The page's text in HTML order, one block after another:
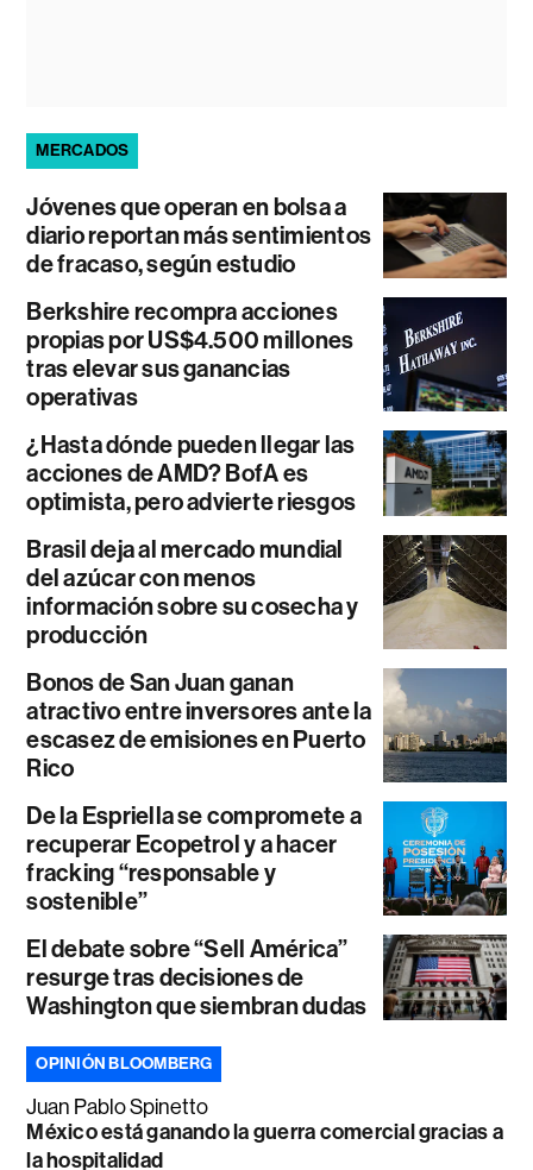
MERCADOS
Jóvenes que operan en bolsa a
diario reportan más sentimientos
de fracaso, según estudio
Berkshire recompra acciones
propias por US$4.500 millones
tras elevar sus ganancias
operativas
¿Hasta dónde pueden llegar las
acciones de AMD? BofA es
optimista, pero advierte riesgos
Brasil deja al mercado mundial
del azúcar con menos
información sobre su cosecha y
producción
Bonos de San Juan ganan
atractivo entre inversores ante la
escasez de emisiones en Puerto
Rico
De la Espriella se compromete a
recuperar Ecopetrol y a hacer
fracking “responsable y
sostenible”
El debate sobre “Sell América”
resurge tras decisiones de
Washington que siembran dudas
OPINIÓN BLOOMBERG
Juan Pablo Spinetto
México está ganando la guerra comercial gracias a
la hospitalidad